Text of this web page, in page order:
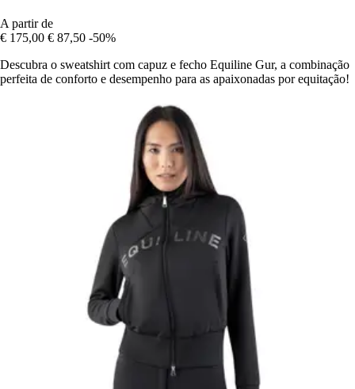
A partir de
€ 175,00 € 87,50 -50%
Descubra o sweatshirt com capuz e fecho Equiline Gur, a combinação
perfeita de conforto e desempenho para as apaixonadas por equitação!